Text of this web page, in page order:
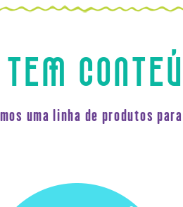
uma linha de produtos